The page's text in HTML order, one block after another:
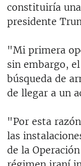
constituiría
presidente
"Mi primera
sin embargo,
búsqueda de
de llegar a un
"Por esta
las
de la